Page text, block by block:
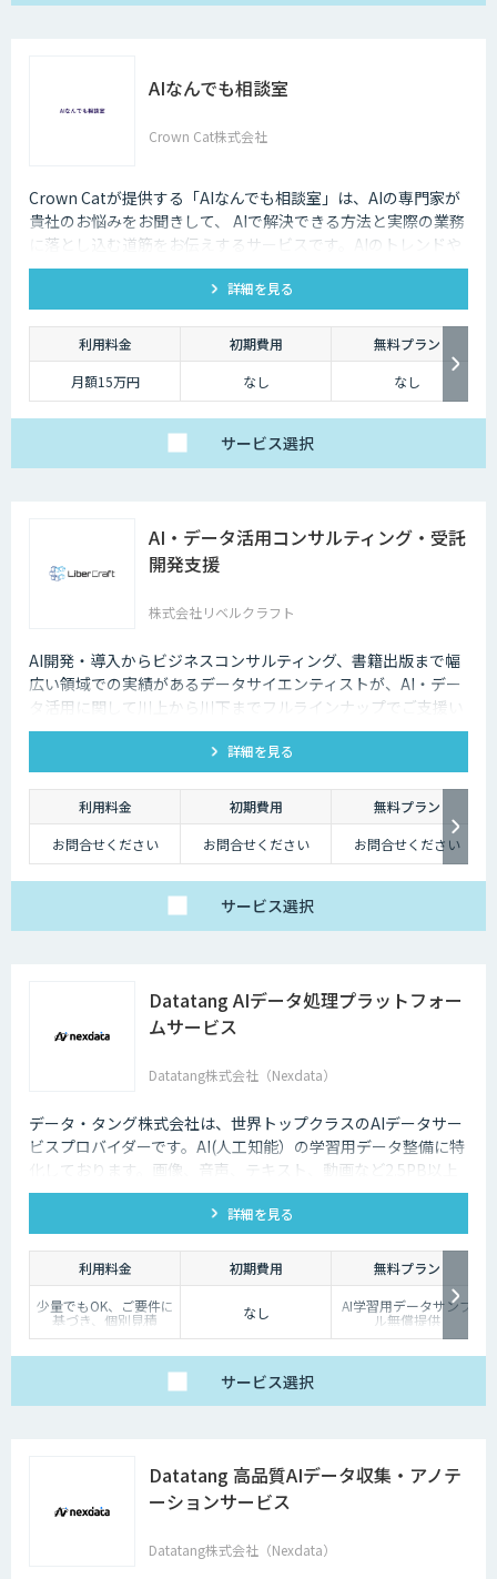
AIなんでも相談室
Crown Cat株式会社
Crown Catが提供する「AIなんでも相談室」は、AIの専門家が
貴社のお悩みをお聞きして、 AIで解決できる方法と実際の業務
に落とし込む道筋をお伝えするサービスです。AIのトレンドや
最新の事例はもちろん、自社にあった活用を安価にクイックに
詳細を見る
利用料金 初期費用
無料プラン
月額15万円
なし なし
サービス選択
AI・データ活用コンサルティング・受託
開発支援
株式会社リベルクラフト
AI開発・導入からビジネスコンサルティング、書籍出版まで幅
広い領域での実績があるデータサイエンティストが、AI・デー
タ活用に関して川上から川下までフルラインナップでご支援い
たします。
詳細を見る
利用料金 初期費用
無料プラン
お問合せください
お問合せください お問合せください
サービス選択
Datatang AIデータ処理プラットフォー
ムサービス
Datatang株式会社（Nexdata）
データ・タング株式会社は、世界トップクラスのAIデータサー
ビスプロバイダーです。AI(人工知能）の学習用データ整備に特
化しております。画像、音声、テキスト、動画など2.5PB以上
のアノテーション済みデータを保持、またカスタマイズデータ
の収集と自動化技術を利用したアノテーションサービスを提供
しております。
詳細を見る
利用料金 初期費用
無料プラン
少量でもOK、ご要件に
基づき、個別見積 なし AI学習用データサンプ
ル無償提供
サービス選択
Datatang 高品質AIデータ収集・アノテ
ーションサービス
Datatang株式会社（Nexdata）